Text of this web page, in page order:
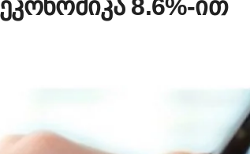
8.6%-ით